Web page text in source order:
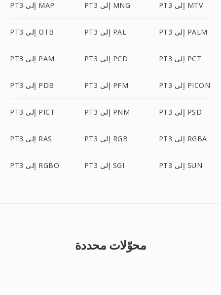
PT3 إلى MAP PT3 إلى MNG PT3 إلى MTV
PT3 إلى OTB PT3 إلى PAL PT3 إلى PALM
PT3 إلى PAM PT3 إلى PCD PT3 إلى PCT
PT3 إلى PDB PT3 إلى PFM PT3 إلى PICON
PT3 إلى PICT PT3 إلى PNM PT3 إلى PSD
PT3 إلى RAS PT3 إلى RGB PT3 إلى RGBA
PT3 إلى RGBO PT3 إلى SGI PT3 إلى SUN
محوّلات محددة